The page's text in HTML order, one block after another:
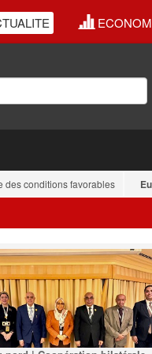
conditions favorables